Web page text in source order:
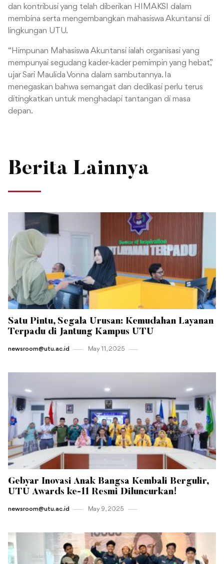
dan kontribusi yang telah diberikan HIMAKSI dalam
membina serta mengembangkan mahasiswa Akuntansi di
lingkungan UTU.
“Himpunan Mahasiswa Akuntansi ialah organisasi yang
mempunyai segudang kader-kader pemimpin yang hebat,”
ujar Sari Maulida Vonna dalam sambutannya. Ia
menegaskan bahwa semangat dan dedikasi perlu terus
ditingkatkan untuk menghadapi tantangan di masa
depan.
Berita Lainnya
Satu Pintu, Segala Urusan: Kemudahan Layanan
Terpadu di Jantung Kampus UTU
newsroom@utu.ac.id May 11 , 2025
Gebyar Inovasi Anak Bangsa Kembali Bergulir,
UTU Awards ke-11 Resmi Diluncurkan!
newsroom@utu.ac.id May 9 , 2025